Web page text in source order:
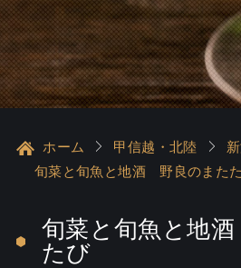
ホーム 甲信越・北陸
旬菜と旬魚と地酒 野良のまた
旬菜と旬魚と地
たび